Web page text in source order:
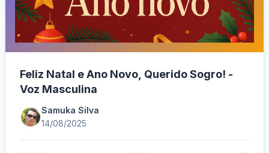
Feliz Natal e Ano Novo, Querido Sogro! -
Voz Masculina
Samuka Silva
14/08/2025